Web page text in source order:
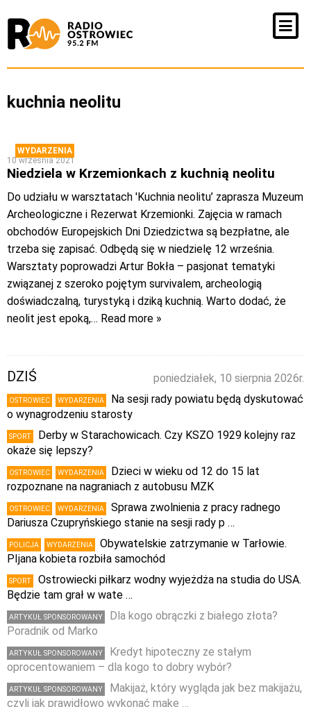
kuchnia neolitu
WYDARZENIA
10 września 2021
Niedziela w Krzemionkach z kuchnią neolitu
Do udziału w warsztatach 'Kuchnia neolitu’ zaprasza Muzeum
Archeologiczne i Rezerwat Krzemionki. Zajęcia w ramach
obchodów Europejskich Dni Dziedzictwa są bezpłatne, ale
trzeba się zapisać. Odbędą się w niedzielę 12 września.
Warsztaty poprowadzi Artur Bokła – pasjonat tematyki
związanej z szeroko pojętym survivalem, archeologią
doświadczalną, turystyką i dziką kuchnią. Warto dodać, że
neolit jest epoką,… Read more »
poniedziałek, 10 sierpnia 2026r.
DZIŚ
OSTROWIEC WYDARZENIA
Na sesji rady powiatu będą dyskutować
o wynagrodzeniu starosty
SPORT
Derby w Starachowicach. Czy KSZO 1929 kolejny raz
okaże się lepszy?
OSTROWIEC WYDARZENIA
Dzieci w wieku od 12 do 15 lat
rozpoznane na nagraniach z autobusu MZK
OSTROWIEC WYDARZENIA
Sprawa zwolnienia z pracy radnego
Dariusza Czupryńskiego stanie na sesji rady p …
POLICJA WYDARZENIA
Obywatelskie zatrzymanie w Tarłowie.
PIjana kobieta rozbiła samochód
SPORT
Ostrowiecki piłkarz wodny wyjeżdża na studia do USA.
Będzie tam grał w wate …
ARTYKUŁ SPONSOROWANY
Dla kogo obrączki z białego złota?
Poradnik od Marko
ARTYKUŁ SPONSOROWANY
Kredyt hipoteczny ze stałym
oprocentowaniem – dla kogo to dobry wybór?
ARTYKUŁ SPONSOROWANY
Makijaż, który wygląda jak bez makijażu,
czyli jak prawidłowo wykonać make …